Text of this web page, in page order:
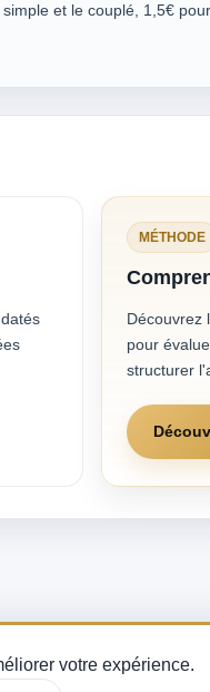
et le couplé, 1,5€
MÉTHODE
Découvrez
pour
structurer
— pour miser avec méthode sur
votre expérience.